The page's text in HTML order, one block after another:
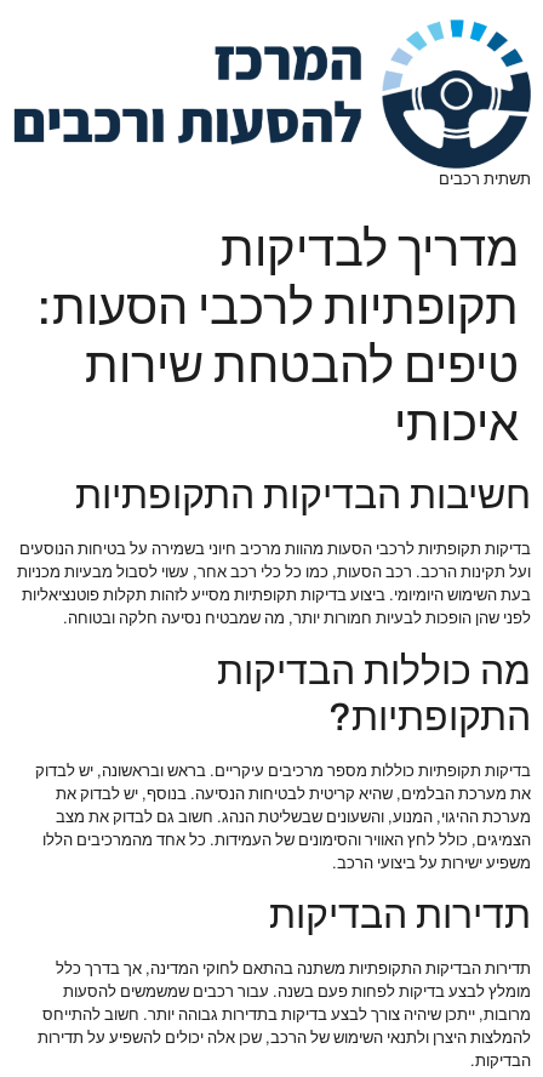
תשתית רכבים
מדריך לבדיקות
תקופתיות לרכבי הסעות:
טיפים להבטחת שירות
איכותי
חשיבות הבדיקות התקופתיות
בדיקות תקופתיות לרכבי הסעות מהוות מרכיב חיוני בשמירה על בטיחות הנוסעים
ועל תקינות הרכב. רכב הסעות, כמו כל כלי רכב אחר, עשוי לסבול מבעיות מכניות
בעת השימוש היומיומי. ביצוע בדיקות תקופתיות מסייע לזהות תקלות פוטנציאליות
לפני שהן הופכות לבעיות חמורות יותר, מה שמבטיח נסיעה חלקה ובטוחה.
מה כוללות הבדיקות
התקופתיות?
בדיקות תקופתיות כוללות מספר מרכיבים עיקריים. בראש ובראשונה, יש לבדוק
את מערכת הבלמים, שהיא קריטית לבטיחות הנסיעה. בנוסף, יש לבדוק את
מערכת ההיגוי, המנוע, והשעונים שבשליטת הנהג. חשוב גם לבדוק את מצב
הצמיגים, כולל לחץ האוויר והסימונים של העמידות. כל אחד מהמרכיבים הללו
משפיע ישירות על ביצועי הרכב.
תדירות הבדיקות
תדירות הבדיקות התקופתיות משתנה בהתאם לחוקי המדינה, אך בדרך כלל
מומלץ לבצע בדיקות לפחות פעם בשנה. עבור רכבים שמשמשים להסעות
מרובות, ייתכן שיהיה צורך לבצע בדיקות בתדירות גבוהה יותר. חשוב להתייחס
להמלצות היצרן ולתנאי השימוש של הרכב, שכן אלה יכולים להשפיע על תדירות
הבדיקות.